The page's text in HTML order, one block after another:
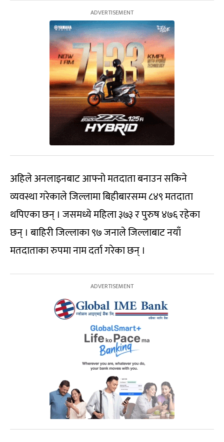
अहिले अनलाइनबाट आफ्नो मतदाता बनाउन सकिने
व्यवस्था गरेकाले जिल्लामा बिहीबारसम्म ८४९ मतदाता
थपिएका छन् । जसमध्ये महिला ३७३ र पुरुष ४७६ रहेका
छन् । बाहिरी जिल्लाका ९७ जनाले जिल्लाबाट नयाँ
मतदाताका रुपमा नाम दर्ता गरेका छन् ।